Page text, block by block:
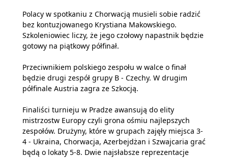
Polacy w spotkaniu z Chorwacją musieli sobie radzić
bez kontuzjowanego Krystiana Makowskiego.
Szkoleniowiec liczy, że jego czołowy napastnik będzie
gotowy na piątkowy półfinał.
Przeciwnikiem polskiego zespołu w walce o finał
będzie drugi zespół grupy B - Czechy. W drugim
półfinale Austria zagra ze Szkocją.
Finaliści turnieju w Pradze awansują do elity
mistrzostw Europy czyli grona ośmiu najlepszych
zespołów. Drużyny, które w grupach zajęły miejsca 3-
4 - Ukraina, Chorwacja, Azerbejdżan i Szwajcaria grać
będą o lokaty 5-8. Dwie najsłabsze reprezentacje